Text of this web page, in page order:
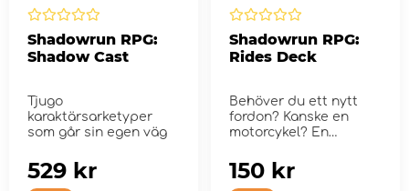
Shadowrun RPG:
Shadow Cast
Tjugo
karaktärsarketyper
som går sin egen väg
529 kr
Shadowrun RPG:
Rides Deck
Behöver du ett nytt
fordon? Kanske en
motorcykel? En
en ...
150 kr